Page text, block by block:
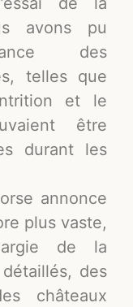
avons pu
des
telles que
et le
être
durant les
annonce
plus vaste,
de la
des
châteaux